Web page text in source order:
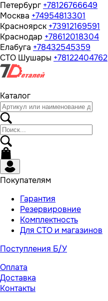
Петербург +78126766649
Москва +74954813301
Красноярск +73912169591
Краснодар +78612018304
Елабуга +78432545359
СТО Шушары +78122404762
Каталог
Покупателям
Гарантия
Резервировние
Комплектность
Для СТО и магазинов
Поступления Б/У
Оплата
Доставка
Контакты